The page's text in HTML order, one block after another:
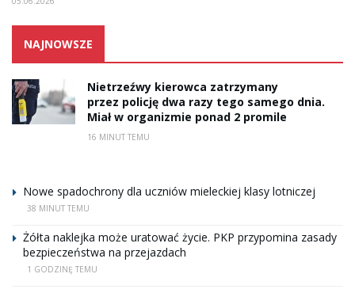
NAJNOWSZE
Nietrzeźwy kierowca zatrzymany
przez policję dwa razy tego samego dnia.
Miał w organizmie ponad 2 promile
16 MINUT TEMU
Nowe spadochrony dla uczniów mieleckiej klasy lotniczej
38 MINUT TEMU
Żółta naklejka może uratować życie. PKP przypomina zasady
bezpieczeństwa na przejazdach
1 GODZINĘ TEMU